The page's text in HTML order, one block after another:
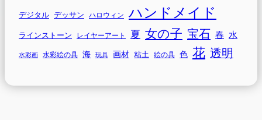
デジタル デッサン ハロウィン ハンドメイド
ラインストーン レイヤーアート 夏 女の子 宝石 春 水
水彩画 水彩絵の具 海 玩具 画材 粘土 絵の具 色 花 透明